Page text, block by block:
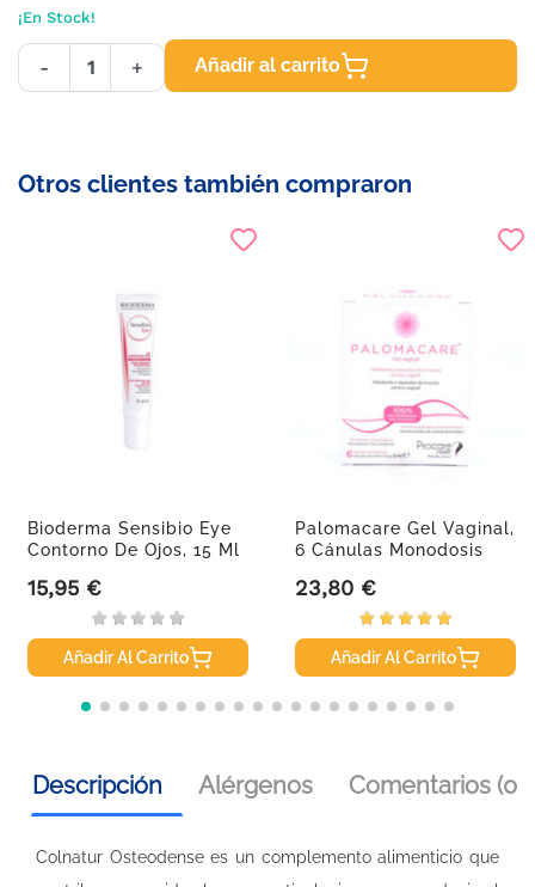
¡En Stock!
- + Añadir al carrito
Otros clientes también compraron
Bioderma Sensibio Eye
Contorno De Ojos, 15 Ml
Precio
15,95 €
Añadir Al Carrito
Palomacare Gel Vaginal,
6 Cánulas Monodosis
Precio
23,80 €
Añadir Al Carrito
Descripción Alérgenos Comentarios (0)
Colnatur Osteodense es un complemento alimenticio que